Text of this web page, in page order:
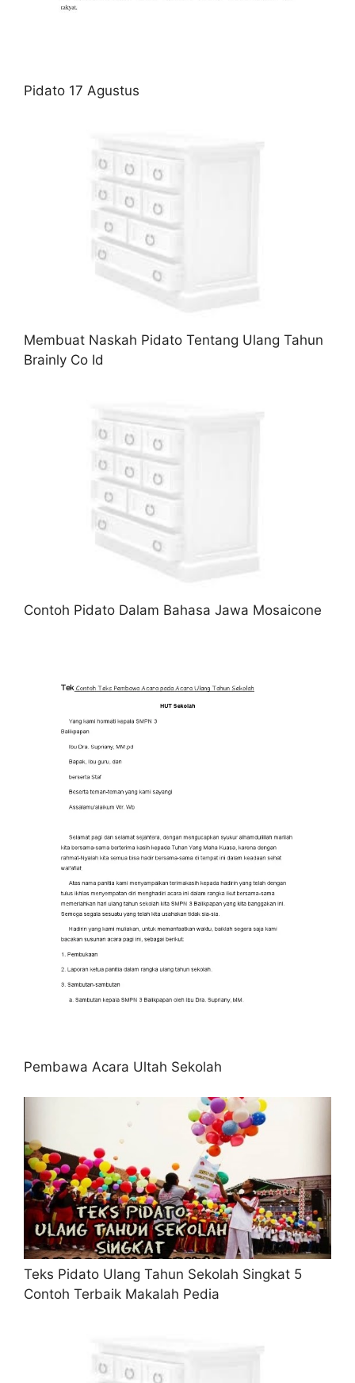
Pidato 17 Agustus
Membuat Naskah Pidato Tentang Ulang Tahun
Brainly Co Id
Contoh Pidato Dalam Bahasa Jawa Mosaicone
Pembawa Acara Ultah Sekolah
Teks Pidato Ulang Tahun Sekolah Singkat 5
Contoh Terbaik Makalah Pedia